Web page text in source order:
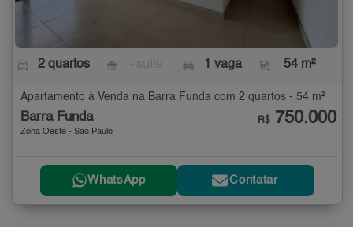
2 quartos 1 vaga 54 m²
Apartamento à Venda na Barra Funda com 2 quartos - 54 m²
Barra Funda
Zona Oeste - São Paulo
R$ 750.000
WhatsApp Contatar